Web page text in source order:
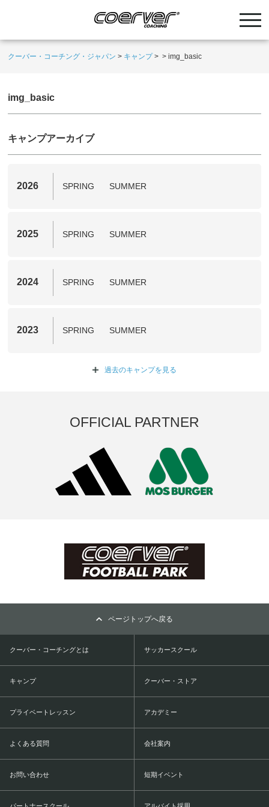
クーバー・コーチング・ジャパン > キャンプ> >img_basic
img_basic
キャンプアーカイブ
2026 SPRING SUMMER
2025 SPRING SUMMER
2024 SPRING SUMMER
2023 SPRING SUMMER
過去のキャンプを 見る
OFFICIAL PARTNER
ページトップへ戻る
クーバー・コーチングとは サッカースクール
キャンプ クーバー・ストア
プライベートレッスン アカデミー
よくある質問 会社案内
お問い合わせ 短期イベント